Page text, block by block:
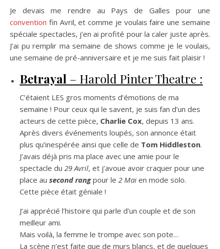
Je devais me rendre au Pays de Galles pour une
convention fin Avril, et comme je voulais faire une semaine
spéciale spectacles, j’en ai profité pour la caler juste après.
J’ai pu remplir ma semaine de shows comme je le voulais,
une semaine de pré-anniversaire et je me suis fait plaisir !
Betrayal – Harold Pinter Theatre :
C’étaient LES gros moments d’émotions de ma
semaine ! Pour ceux qui le savent, je suis fan d’un des
acteurs de cette pièce, Charlie Cox, depuis 13 ans.
Après divers événements loupés, son annonce était
plus qu’inespérée ainsi que celle de Tom Hiddleston.
J’avais déjà pris ma place avec une amie pour le
spectacle du 29 Avril, et j’avoue avoir craquer pour une
place au second rangpour le 2 Mai en mode solo.
Cette pièce était géniale !
J’ai apprécié l’histoire qui parle d’un couple et de son
meilleur ami.
Mais voilà, la femme le trompe avec son pote…
La scène n’est faite que de murs blancs, et de quelques